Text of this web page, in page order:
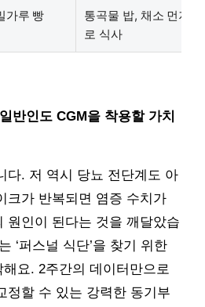
가루 빵
통곡물 밥, 채소 먼저
로 식사
반인도 CGM을 착용할 가치
다. 저 역시 당뇨 전단계도 아
크가 반복되면 염증 수치가
원인이 된다는 것을 깨달았습
‘퍼스널 식단’을 찾기 위한
요. 2주간의 데이터만으로
정할 수 있는 강력한 동기부